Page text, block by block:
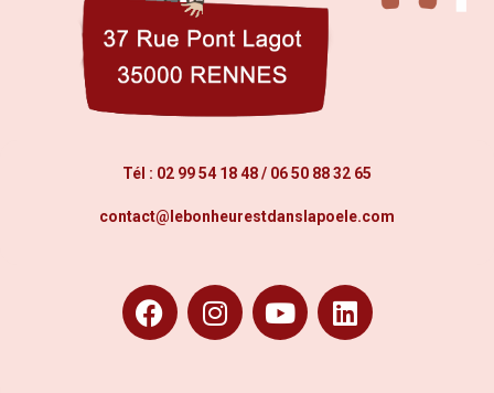
Tél : 02 99 54 18 48/ 06 50 88 32 65
contact@lebonheurestdanslapoele.com